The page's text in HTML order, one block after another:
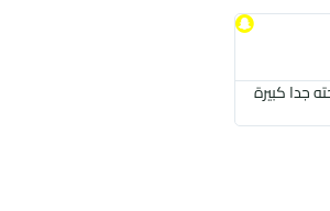
جدا كبيرة